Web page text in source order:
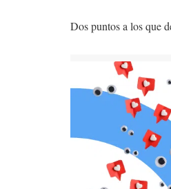
Dos puntos a los que